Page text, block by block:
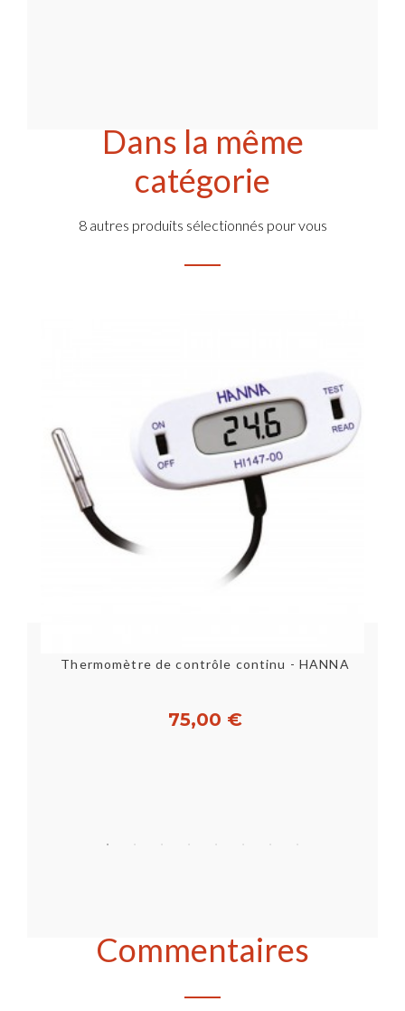
Dans la même
catégorie
8 autres produits sélectionnés pour vous
Thermomètre de contrôle continu - HANNA
75,00 €
Commentaires